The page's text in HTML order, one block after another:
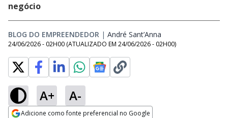
negócio
BLOG DO EMPREENDEDOR | André Sant’Anna
24/06/2026 - 02H00 (ATUALIZADO EM 24/06/2026 - 02H00)
A+ A-
Adicione como fonte preferencial no Google